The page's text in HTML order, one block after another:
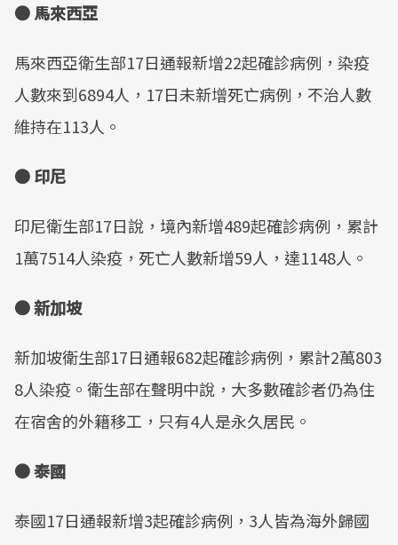
● 馬來西亞
馬來西亞衛生部17日通報新增22起確診病例，染疫
人數來到6894人，17日未新增死亡病例，不治人數
維持在113人。
● 印尼
印尼衛生部17日說，境內新增489起確診病例，累計
1萬7514人染疫，死亡人數新增59人，達1148人。
● 新加坡
新加坡衛生部17日通報682起確診病例，累計2萬803
8人染疫。衛生部在聲明中說，大多數確診者仍為住
在宿舍的外籍移工，只有4人是永久居民。
● 泰國
泰國17日通報新增3起確診病例，3人皆為海外歸國